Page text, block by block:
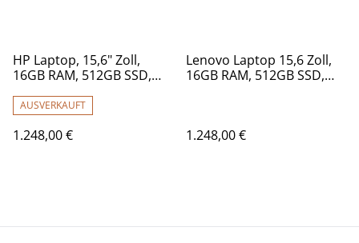
HP Laptop, 15,6" Zoll,
16GB RAM, 512GB SSD,
Mint 22 maßgeschneidert
eingerichtet
AUSVERKAUFT
1.248,00 €
Lenovo Laptop 15,6 Zoll,
16GB RAM, 512GB SSD,
7520U, Notebook
1.248,00 €